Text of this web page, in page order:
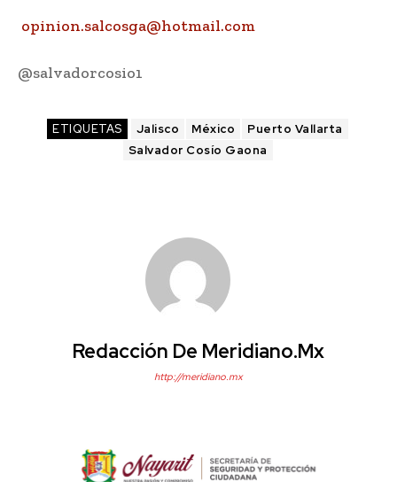
opinion.salcosga@hotmail.com
@salvadorcosio1
ETIQUETAS Jalisco México
Puerto Vallarta
Salvador Cosío Gaona
Redacción De Meridiano.mx
http://meridiano.mx